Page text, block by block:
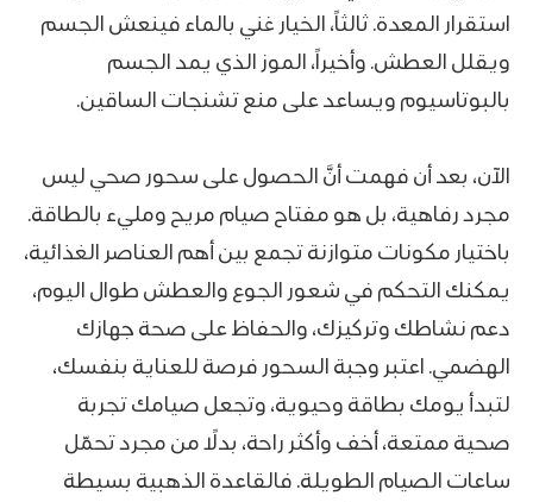
استقرار المعدة. ثالثاً، الخيار غني بالماء فينعش الجسم
ويقلل العطش. وأخيراً، الموز الذي يمد الجسم
بالبوتاسيوم ويساعد على منع تشنجات الساقين.
الآن، بعد أن فهمت أنَّ الحصول على سحور صحي ليس
مجرد رفاهية، بل هو مفتاح صيام مريح ومليء بالطاقة.
باختيار مكونات متوازنة تجمع بين أهم العناصر الغذائية،
يمكنك التحكم في شعور الجوع والعطش طوال اليوم،
دعم نشاطك وتركيزك، والحفاظ على صحة جهازك
الهضمي. اعتبر وجبة السحور فرصة للعناية بنفسك،
لتبدأ يومك بطاقة وحيوية، وتجعل صيامك تجربة
صحية ممتعة، أخف وأكثر راحة، بدلًا من مجرد تحمّل
ساعات الصيام الطويلة. فالقاعدة الذهبية بسيطة